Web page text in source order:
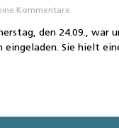
Kommentare
den 24.09.,
eingeladen. Sie hielt